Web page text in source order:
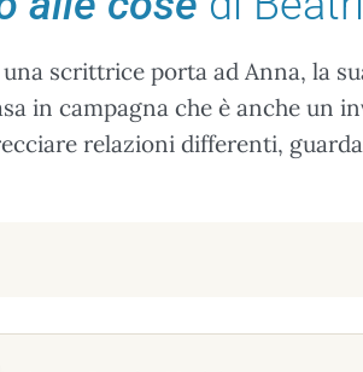
scrittrice porta ad Anna, la
in campagna che è anche un
relazioni differenti,